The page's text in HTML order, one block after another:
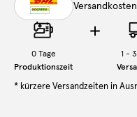
0Tage
Produktionszeit
1 -
* kürzere Versandzeiten in